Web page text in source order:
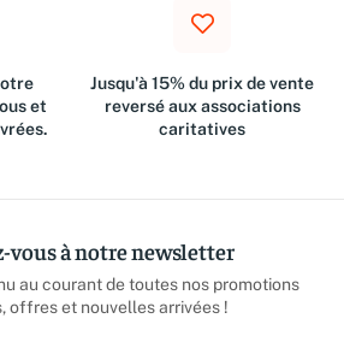
et
Jusqu'à 15% du prix de vente
reversé aux associations
caritatives
vous à notre newsletter
au courant de toutes nos promotions
offres et nouvelles arrivées !